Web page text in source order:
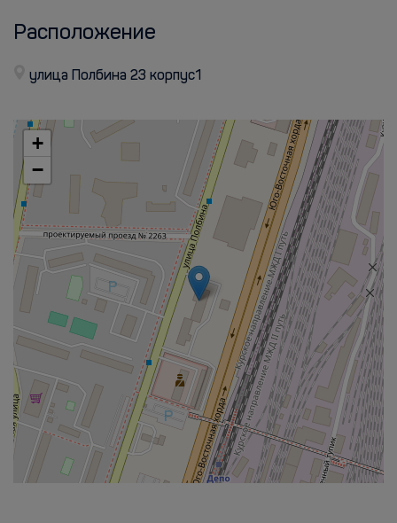
Расположение
улица Полбина 23 корпус1
+
−